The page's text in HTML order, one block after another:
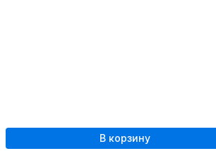
В корзину